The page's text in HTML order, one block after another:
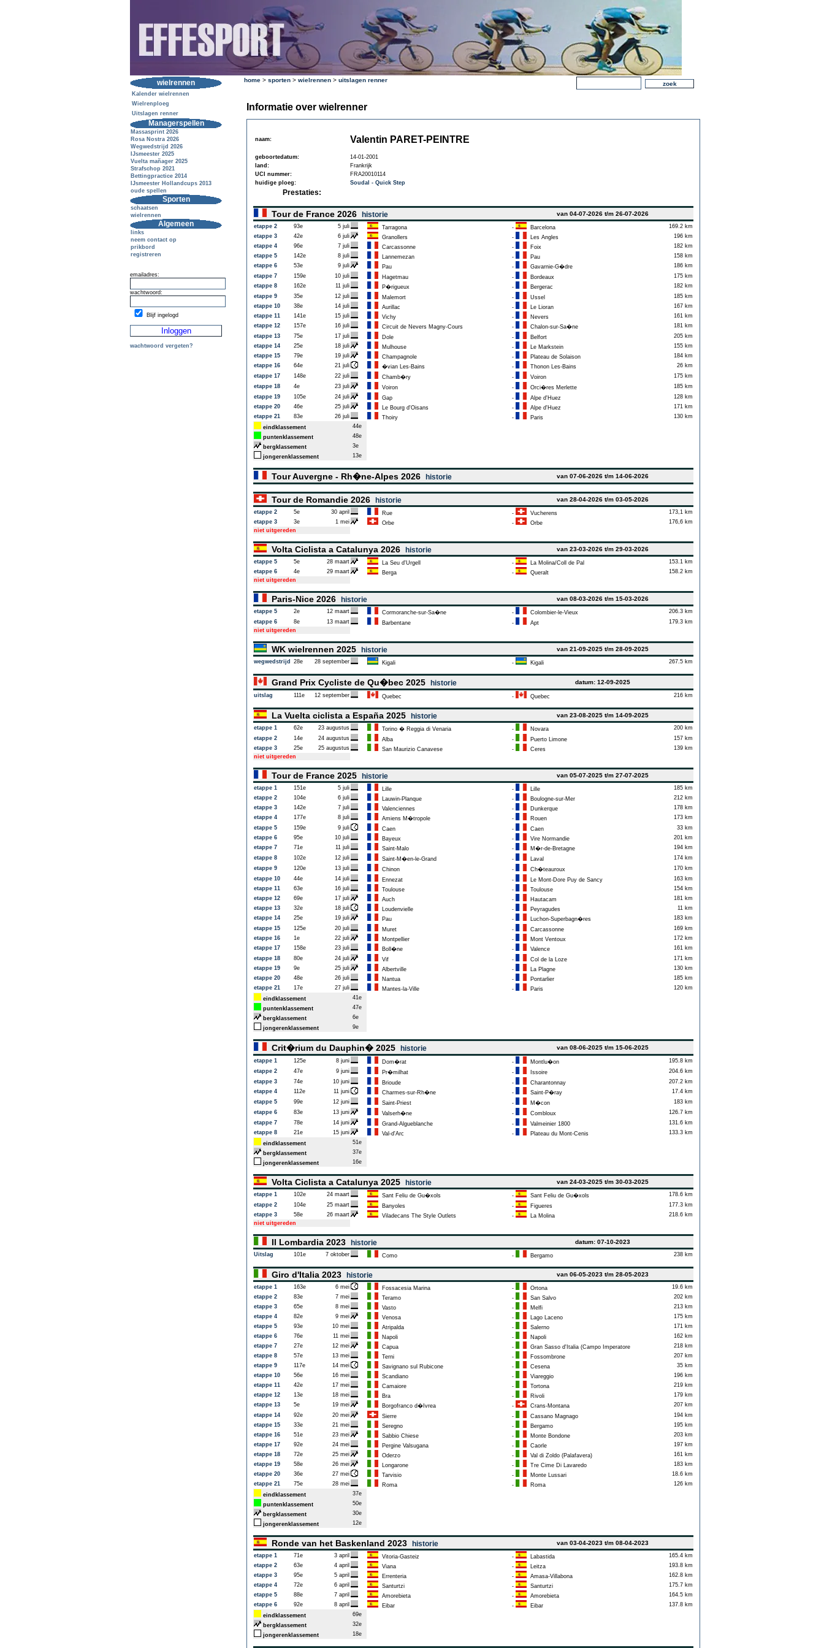
wielrennen
Kalender wielrennen
Wielrenploeg
Uitslagen renner
Managerspellen
Massasprint 2026
Rosa Nostra 2026
Wegwedstrijd 2026
IJsmeester 2025
Vuelta mañager 2025
Strafschop 2021
Bettingpractice 2014
IJsmeester Hollandcups 2013
oude spellen
Sporten
schaatsen
wielrennen
Algemeen
links
neem contact op
prikbord
registreren
emailadres:
wachtwoord:
Blijf ingelogd
wachtwoord vergeten?
home > sporten > wielrennen > uitslagen renner
Informatie over wielrenner
naam: Valentin PARET-PEINTRE
geboortedatum:
14-01-2001
land:
Frankrijk
UCI nummer:
FRA20010114
huidige ploeg:
Soudal - Quick Step
Prestaties:
Tour de France 2026 historie van 04-07-2026 t/m 26-07-2026
etappe 2 93e 5 juli Tarragona - Barcelona
169.2 km
etappe 3
42e 6 juli Granollers - Les Angles
196 km
etappe 4
96e 7 juli Carcassonne - Foix
182 km
etappe 5
142e 8 juli Lannemezan - Pau
158 km
etappe 6
53e 9 juli Pau - Gavarnie-G�dre
186 km
etappe 7
159e 10 juli Hagetmau - Bordeaux
175 km
etappe 8
162e 11 juli P�rigueux - Bergerac
182 km
etappe 9
35e 12 juli Malemort - Ussel
185 km
etappe 10
38e 14 juli Aurillac - Le Lioran
167 km
etappe 11
141e 15 juli Vichy - Nevers
161 km
etappe 12
157e 16 juli Circuit de Nevers Magny-Cours - Chalon-sur-Sa�ne
181 km
etappe 13
75e 17 juli Dole - Belfort
205 km
etappe 14
25e 18 juli Mulhouse - Le Markstein
155 km
etappe 15
79e 19 juli Champagnole - Plateau de Solaison
184 km
etappe 16
64e 21 juli �vian Les-Bains - Thonon Les-Bains
26 km
etappe 17
148e 22 juli Chamb�ry - Voiron
175 km
etappe 18
4e 23 juli Voiron - Orci�res Merlette
185 km
etappe 19
105e 24 juli Gap - Alpe d'Huez
128 km
etappe 20
46e 25 juli Le Bourg d'Oisans - Alpe d'Huez
171 km
etappe 21
83e 26 juli Thoiry - Paris
130 km
eindklassement
44e
puntenklassement
48e
bergklassement
3e
jongerenklassement
13e
Tour Auvergne - Rh�ne-Alpes 2026 historie van 07-06-2026 t/m 14-06-2026
Tour de Romandie 2026 historie van 28-04-2026 t/m 03-05-2026
etappe 2 5e 30 april Rue - Vucherens
173,1 km
etappe 3
3e 1 mei Orbe - Orbe
176,6 km
niet uitgereden
Volta Ciclista a Catalunya 2026 historie van 23-03-2026 t/m 29-03-2026
etappe 5 5e 28 maart La Seu d'Urgell - La Molina/Coll de Pal
153.1 km
etappe 6
4e 29 maart Berga - Queralt
158.2 km
niet uitgereden
Paris-Nice 2026 historie van 08-03-2026 t/m 15-03-2026
etappe 5 2e 12 maart Cormoranche-sur-Sa�ne - Colombier-le-Vieux
206.3 km
etappe 6
8e 13 maart Barbentane - Apt
179.3 km
niet uitgereden
WK wielrennen 2025 historie van 21-09-2025 t/m 28-09-2025
wegwedstrijd 28e 28 september Kigali - Kigali 267.5 km
Grand Prix Cycliste de Qu�bec 2025 historie datum: 12-09-2025
uitslag 111e 12 september Quebec - Quebec 216 km
La Vuelta ciclista a España 2025 historie van 23-08-2025 t/m 14-09-2025
etappe 1 62e 23 augustus Torino � Reggia di Venaria - Novara
200 km
etappe 2
14e 24 augustus Alba - Puerto Limone
157 km
etappe 3
25e 25 augustus San Maurizio Canavese - Ceres
139 km
niet uitgereden
Tour de France 2025 historie van 05-07-2025 t/m 27-07-2025
etappe 1 151e 5 juli Lille - Lille
185 km
etappe 2
104e 6 juli Lauwin-Planque - Boulogne-sur-Mer
212 km
etappe 3
142e 7 juli Valenciennes - Dunkerque
178 km
etappe 4
177e 8 juli Amiens M�tropole - Rouen
173 km
etappe 5
159e 9 juli Caen - Caen
33 km
etappe 6
95e 10 juli Bayeux - Vire Normandie
201 km
etappe 7
71e 11 juli Saint-Malo - M�r-de-Bretagne
194 km
etappe 8
102e 12 juli Saint-M�en-le-Grand - Laval
174 km
etappe 9
120e 13 juli Chinon - Ch�teauroux
170 km
etappe 10
44e 14 juli Ennezat - Le Mont-Dore Puy de Sancy
163 km
etappe 11
63e 16 juli Toulouse - Toulouse
154 km
etappe 12
69e 17 juli Auch - Hautacam
181 km
etappe 13
32e 18 juli Loudenvielle - Peyragudes
11 km
etappe 14
25e 19 juli Pau - Luchon-Superbagn�res
183 km
etappe 15
125e 20 juli Muret - Carcassonne
169 km
etappe 16
1e 22 juli Montpellier - Mont Ventoux
172 km
etappe 17
158e 23 juli Boll�ne - Valence
161 km
etappe 18
80e 24 juli Vif - Col de la Loze
171 km
etappe 19
9e 25 juli Albertville - La Plagne
130 km
etappe 20
48e 26 juli Nantua - Pontarlier
185 km
etappe 21
17e 27 juli Mantes-la-Ville - Paris
120 km
eindklassement
41e
puntenklassement
47e
bergklassement
6e
jongerenklassement
9e
Crit�rium du Dauphin� 2025 historie van 08-06-2025 t/m 15-06-2025
etappe 1 125e 8 juni Dom�rat - Montlu�on
195.8 km
etappe 2
47e 9 juni Pr�milhat - Issoire
204.6 km
etappe 3
74e 10 juni Brioude - Charantonnay
207.2 km
etappe 4
112e 11 juni Charmes-sur-Rh�ne - Saint-P�ray
17.4 km
etappe 5
99e 12 juni Saint-Priest - M�con
183 km
etappe 6
83e 13 juni Valserh�ne - Combloux
126.7 km
etappe 7
78e 14 juni Grand-Algueblanche - Valmeinier 1800
131.6 km
etappe 8
21e 15 juni Val-d'Arc - Plateau du Mont-Cenis
133.3 km
eindklassement
51e
bergklassement
37e
jongerenklassement
16e
Volta Ciclista a Catalunya 2025 historie van 24-03-2025 t/m 30-03-2025
etappe 1 102e 24 maart Sant Feliu de Gu�xols - Sant Feliu de Gu�xols
178.6 km
etappe 2
104e 25 maart Banyoles - Figueres
177.3 km
etappe 3
58e 26 maart Viladecans The Style Outlets - La Molina
218.6 km
niet uitgereden
Il Lombardia 2023 historie datum: 07-10-2023
Uitslag 101e 7 oktober Como - Bergamo 238 km
Giro d'Italia 2023 historie van 06-05-2023 t/m 28-05-2023
etappe 1 163e 6 mei Fossacesia Marina - Ortona
19.6 km
etappe 2
83e 7 mei Teramo - San Salvo
202 km
etappe 3
65e 8 mei Vasto - Melfi
213 km
etappe 4
82e 9 mei Venosa - Lago Laceno
175 km
etappe 5
93e 10 mei Atripalda - Salerno
171 km
etappe 6
76e 11 mei Napoli - Napoli
162 km
etappe 7
27e 12 mei Capua - Gran Sasso d'Italia (Campo Imperatore
218 km
etappe 8
57e 13 mei Terni - Fossombrone
207 km
etappe 9
117e 14 mei Savignano sul Rubicone - Cesena
35 km
etappe 10
56e 16 mei Scandiano - Viareggio
196 km
etappe 11
42e 17 mei Camaiore - Tortona
219 km
etappe 12
13e 18 mei Bra - Rivoli
179 km
etappe 13
5e 19 mei Borgofranco d�Ivrea - Crans-Montana
207 km
etappe 14
92e 20 mei Sierre - Cassano Magnago
194 km
etappe 15
33e 21 mei Seregno - Bergamo
195 km
etappe 16
51e 23 mei Sabbio Chiese - Monte Bondone
203 km
etappe 17
92e 24 mei Pergine Valsugana - Caorle
197 km
etappe 18
72e 25 mei Oderzo - Val di Zoldo (Palafavera)
161 km
etappe 19
58e 26 mei Longarone - Tre Cime Di Lavaredo
183 km
etappe 20
36e 27 mei Tarvisio - Monte Lussari
18.6 km
etappe 21
75e 28 mei Roma - Roma
126 km
eindklassement
37e
puntenklassement
50e
bergklassement
30e
jongerenklassement
12e
Ronde van het Baskenland 2023 historie van 03-04-2023 t/m 08-04-2023
etappe 1 71e 3 april Vitoria-Gasteiz - Labastida
165.4 km
etappe 2
63e 4 april Viana - Leitza
193.8 km
etappe 3
95e 5 april Errenteria - Amasa-Villabona
162.8 km
etappe 4
72e 6 april Santurtzi - Santurtzi
175.7 km
etappe 5
88e 7 april Amorebieta - Amorebieta
164.5 km
etappe 6
92e 8 april Eibar - Eibar
137.8 km
eindklassement
69e
bergklassement
32e
jongerenklassement
18e